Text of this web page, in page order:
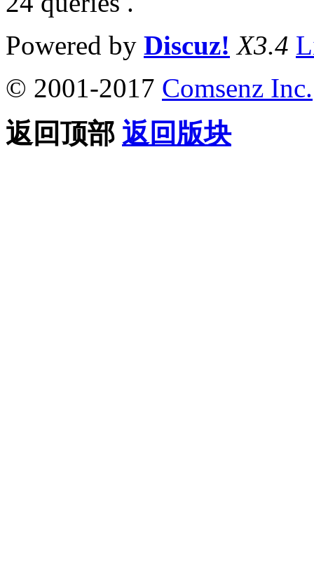
Powered by Discuz! X3.4
© 2001-2017 Comsenz Inc.
返回顶部 返回版块